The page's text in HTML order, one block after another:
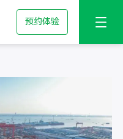
预约体验